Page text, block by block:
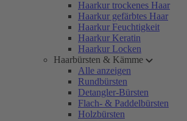
Haarkur trockenes Haar
Haarkur gefärbtes Haar
Haarkur Feuchtigkeit
Haarkur Keratin
Haarkur Locken
Haarbürsten & Kämme
Alle anzeigen
Rundbürsten
Detangler-Bürsten
Flach- & Paddelbürsten
Holzbürsten